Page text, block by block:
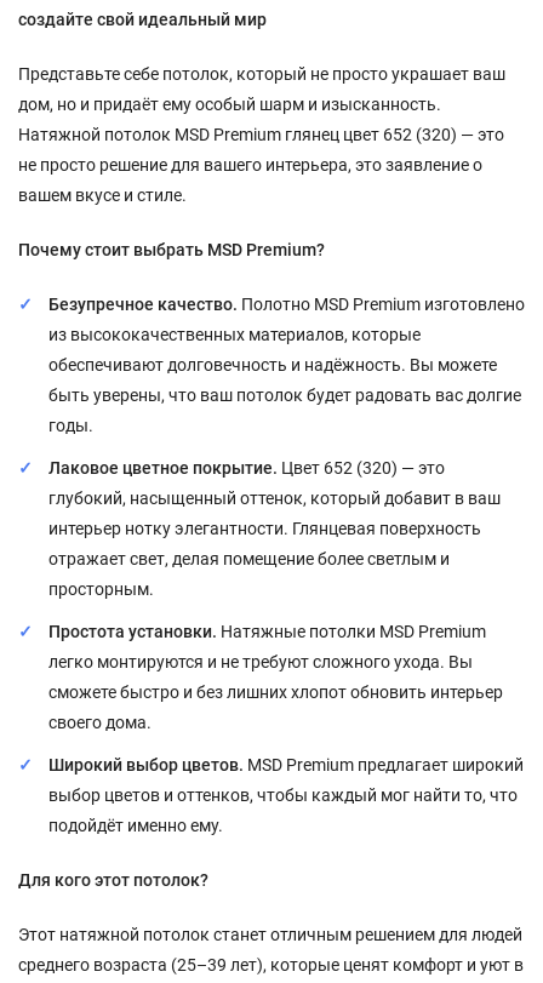
создайте свой идеальный мир
Представьте себе потолок, который не просто украшает ваш
дом, но и придаёт ему особый шарм и изысканность.
Натяжной потолок MSD Premium глянец цвет 652 (320) — это
не просто решение для вашего интерьера, это заявление о
вашем вкусе и стиле.
Почему стоит выбрать MSD Premium?
Безупречное качество. Полотно MSD Premium изготовлено
из высококачественных материалов, которые
обеспечивают долговечность и надёжность. Вы можете
быть уверены, что ваш потолок будет радовать вас долгие
годы.
Лаковое цветное покрытие. Цвет 652 (320) — это
глубокий, насыщенный оттенок, который добавит в ваш
интерьер нотку элегантности. Глянцевая поверхность
отражает свет, делая помещение более светлым и
просторным.
Простота установки. Натяжные потолки MSD Premium
легко монтируются и не требуют сложного ухода. Вы
сможете быстро и без лишних хлопот обновить интерьер
своего дома.
Широкий выбор цветов. MSD Premium предлагает широкий
выбор цветов и оттенков, чтобы каждый мог найти то, что
подойдёт именно ему.
Для кого этот потолок?
Этот натяжной потолок станет отличным решением для людей
среднего возраста (25–39 лет), которые ценят комфорт и уют в